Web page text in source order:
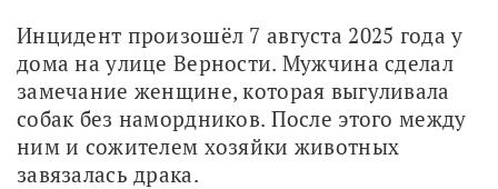
Инцидент произошёл 7 августа 2025 года у
дома на улице Верности. Мужчина сделал
замечание женщине, которая выгуливала
собак без намордников. После этого между
ним и сожителем хозяйки животных
завязалась драка.